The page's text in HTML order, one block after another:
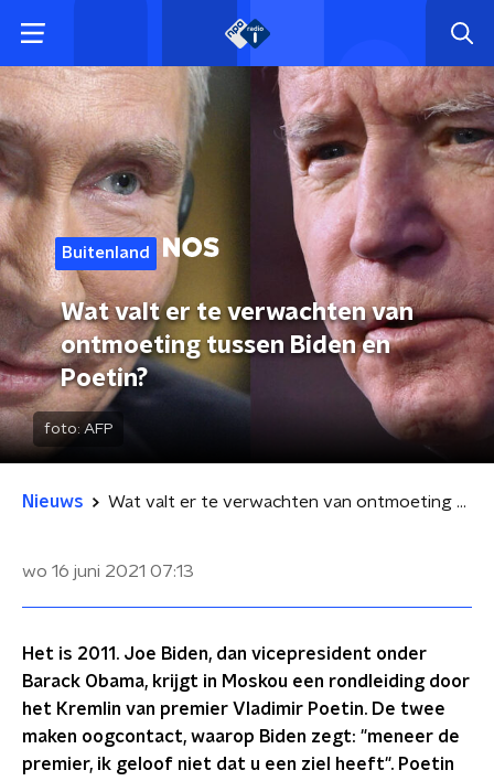
Buitenland
Wat valt er te verwachten van
ontmoeting tussen Biden en
Poetin?
foto: AFP
Nieuws Wat valt er te verwachten van ontmoeting tussen Biden en Poetin?
wo 16 juni 2021 07:13
Het is 2011. Joe Biden, dan vicepresident onder
Barack Obama, krijgt in Moskou een rondleiding door
het Kremlin van premier Vladimir Poetin. De twee
maken oogcontact, waarop Biden zegt: "meneer de
premier, ik geloof niet dat u een ziel heeft". Poetin